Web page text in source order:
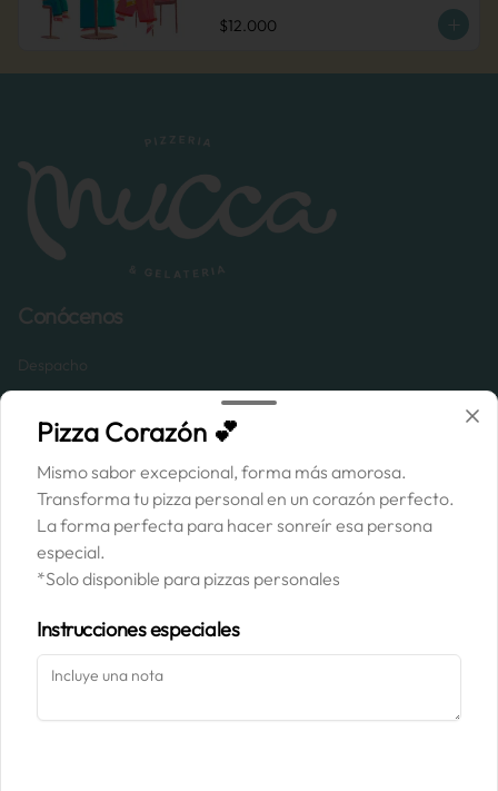
$12.000
Conócenos
Despacho
Términos y condiciones
Política de privacidad
Redes sociales
Instagram
Facebook
Mi cuenta
Pedir
Iniciar sesión
Pizza Corazón 💕
Mismo sabor excepcional, forma más amorosa.
Transforma tu pizza personal en un corazón perfecto.
La forma perfecta para hacer sonreír esa persona
especial.
*Solo disponible para pizzas personales
Instrucciones especiales